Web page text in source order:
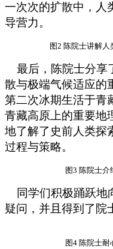
一次次的扩散中，人
导营力。
图2 陈院士讲解
最后，陈院士分享
散与极端气候适应的
第二次冰期生活于青
青藏高原上的重要地
地了解了史前人类探
过程与策略。
图3 陈院士
同学们积极踊跃地
疑问，并且得到了院
图4 陈院士